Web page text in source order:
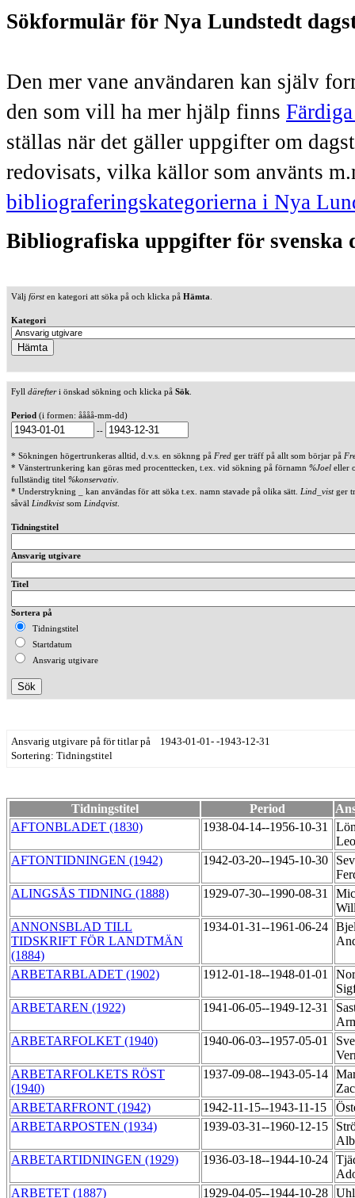
Sökformulär för Nya Lundstedt
Den mer vane användaren kan själv
den som vill ha mer hjälp finns
ställas när det gäller uppgifter om
redovisats, vilka källor som använts
bibliograferingskategorierna i Nya
Bibliografiska uppgifter för svenska
Välj försten kategori att söka på och klicka på Hämta
Kategori
Fyll därefteri önskad sökning och klicka på Sök
Period (i formen: åååå-mm-dd)
--
* Sökningen högertrunkeras alltid, d.v.s. en söknng på Fred ger träff på allt som börjar på
* Vänstertrunkering kan göras med procenttecken, t.ex. vid sökning på förnamn %Joel eller
fullständig titel %konservativ
* Understrykning _ kan användas för att söka t.ex. namn stavade på olika sätt. Lind_vistger
såväl Lindkvistsom Lindqvist.
Tidningstitel
Ansvarig utgivare
Titel
Sortera på
Tidningstitel
Startdatum
Ansvarig utgivare
Ansvarig utgivare på för titlar på 1943-01-01- -1943-12-31
Sortering: Tidningstitel
Tidningstitel Period
AFTONBLADET (1830)
1938-04-14--1956-10-31
AFTONTIDNINGEN (1942)
1942-03-20--1945-10-30
ALINGSÅS TIDNING (1888)
1929-07-30--1990-08-31
ANNONSBLAD TILL
TIDSKRIFT FÖR LANDTMÄN
(1884)
1934-01-31--1961-06-24
ARBETARBLADET (1902) 1912-01-18--1948-01-01
ARBETAREN (1922)
1941-06-05--1949-12-31
ARBETARFOLKET (1940)
1940-06-03--1957-05-01
ARBETARFOLKETS RÖST
(1940)
1937-09-08--1943-05-14
ARBETARFRONT (1942)
1942-11-15--1943-11-15
ARBETARPOSTEN (1934)
1939-03-31--1960-12-15
ARBETARTIDNINGEN (1929)
1936-03-18--1944-10-24
ARBETET (1887)
1929-04-05--1944-10-28